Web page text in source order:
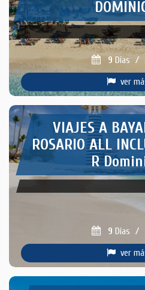
9 Días /
ver
VIAJES A
ROSARIO ALL
R
9 Días /
ver